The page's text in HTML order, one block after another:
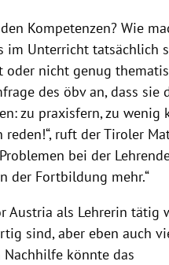
Kompetenzen? Wie
im Unterricht tatsächlich
nicht genug
des öbv an, dass sie
zu praxisfern, zu wenig
ruft der Tiroler
bei der
der Fortbildung mehr.“
Austria als Lehrerin tätig
sind, aber eben auch
könnte das